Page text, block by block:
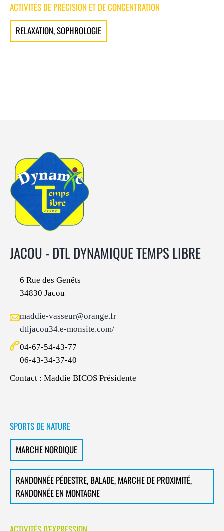
ACTIVITÉS DE PRÉCISION ET DE CONCENTRATION
RELAXATION, SOPHROLOGIE
JACOU - DTL DYNAMIQUE TEMPS LIBRE
6 Rue des Genêts
34830 Jacou
maddie-vasseur@orange.fr
dtljacou34.e-monsite.com/
04-67-54-43-77
06-43-34-37-40
Contact : Maddie BICOS Présidente
SPORTS DE NATURE
MARCHE NORDIQUE
RANDONNÉE PÉDESTRE, BALADE, MARCHE DE PROXIMITÉ,
RANDONNÉE EN MONTAGNE